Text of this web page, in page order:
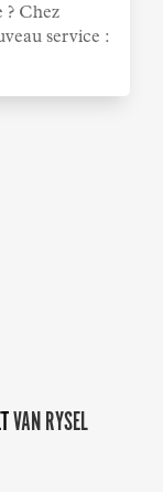
? Chez
service :
VAN RYSEL